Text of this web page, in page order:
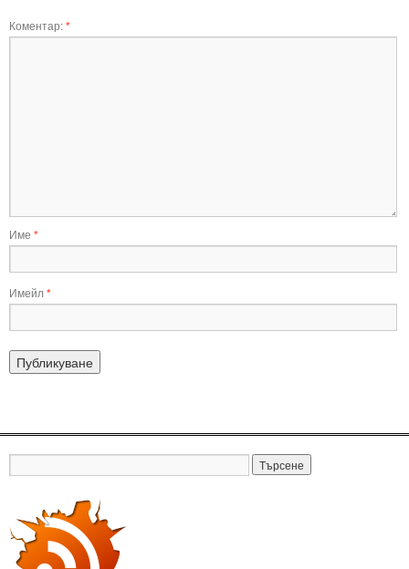
Коментар:*
Име *
Имейл*